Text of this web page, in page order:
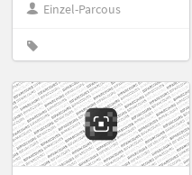
Einzel-Parcous